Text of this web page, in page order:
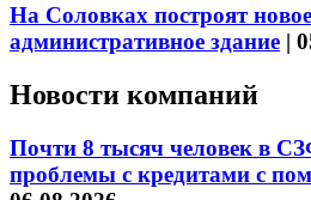
На Соловках построят
административное здание |
Новости компаний
Почти 8 тысяч человек в
проблемы с кредитами с